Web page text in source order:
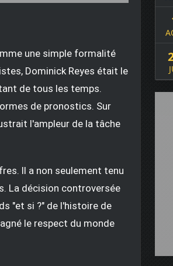
une simple formalité
Dominick Reyes était le
de tous les temps.
de pronostics. Sur
l'ampleur de la tâche
Il a non seulement tenu
La décision controversée
"et si ?" de l'histoire de
le respect du monde